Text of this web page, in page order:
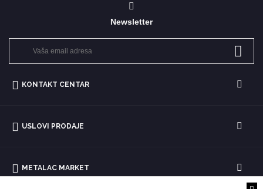
Newsletter
KONTAKT CENTAR
USLOVI PRODAJE
METALAC MARKET